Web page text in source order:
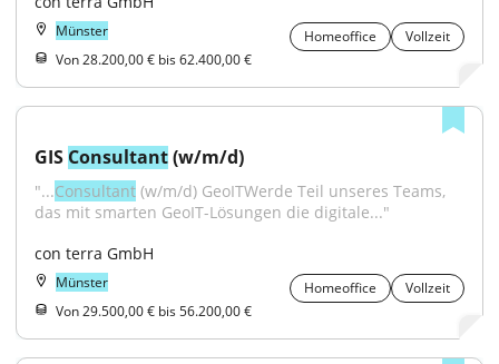
Münster Homeoffice
Vollzeit
Von 28.200,00 € bis 62.400,00 €
GIS Consultant (w/m/d)
"...Consultant (w/m/d) GeoITWerde Teil unseres Teams,
das mit smarten GeoIT-Lösungen die digitale..."
con terra GmbH
Münster Homeoffice
Vollzeit
Von 29.500,00 € bis 56.200,00 €